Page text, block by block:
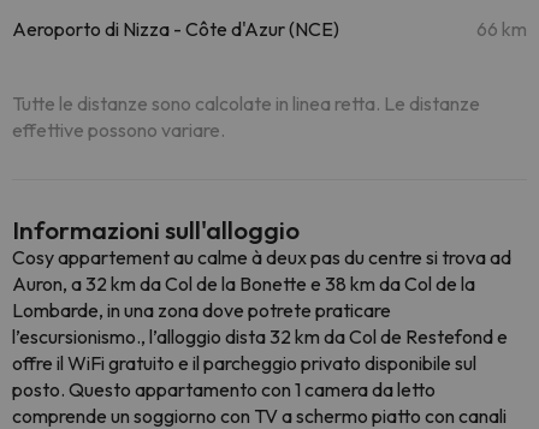
Aeroporto di Nizza - Côte d'Azur (NCE) 66 km
Tutte le distanze sono calcolate in linea retta. Le distanze
effettive possono variare.
Informazioni sull'alloggio
Cosy appartement au calme à deux pas du centre si trova ad
Auron, a 32 km da Col de la Bonette e 38 km da Col de la
Lombarde, in una zona dove potrete praticare
l’escursionismo., l’alloggio dista 32 km da Col de Restefond e
offre il WiFi gratuito e il parcheggio privato disponibile sul
posto. Questo appartamento con 1 camera da letto
comprende un soggiorno con TV a schermo piatto con canali